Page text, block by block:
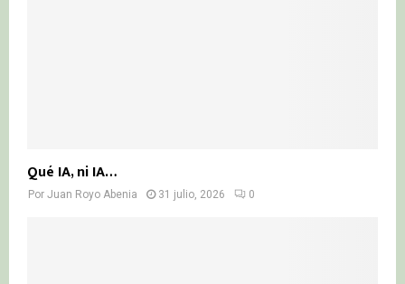
Qué IA, ni IA…
Por Juan Royo Abenia 31 julio, 2026 0